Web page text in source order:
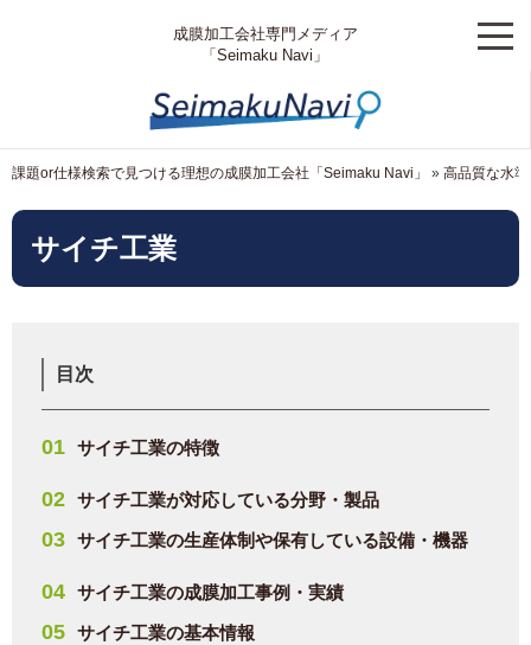
成膜加工会社専門メディア
「Seimaku Navi」
課題or仕様検索で見つける理想の成膜加工会社「Seimaku Navi」 » 高品質な水
サイチ工業
目次
サイチ工業の特徴
サイチ工業が対応している分野・製品
サイチ工業の生産体制や保有している設備・機器
サイチ工業の成膜加工事例・実績
サイチ工業の基本情報